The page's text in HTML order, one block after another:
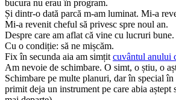
bucura nu erau în program.
Și dintr-o dată parcă m-am luminat. Mi-a
Mi-a revenit cheful să privesc spre noul an.
Despre care am aflat că vine cu lucruri bune.
Cu o condiție: să ne mișcăm.
Fix în secunda aia am simțit cuvântul anului
Am nevoie de schimbare. O simt, o știu, o
Schimbare pe multe planuri, dar în special
primit deja un instrument pe care abia aștept